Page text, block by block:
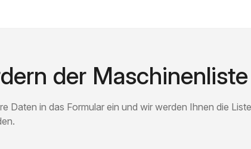
der Maschinenliste
Daten in das Formular ein und wir werden Ihnen die